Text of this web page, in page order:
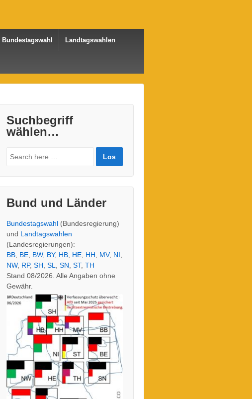
Bundestagswahl Landtagswahlen
Suchbegriff
wählen…
Suche
Bund und Länder
Bundestagswahl(Bundesregierung)
und Landtagswahlen
(Landesregierungen):
BB, BE, BW, BY, HB, HE, HH MV, NI
NW, RP, SH SL SN ST, TH
Stand 08/2026. Alle Angaben ohne
Gewähr.